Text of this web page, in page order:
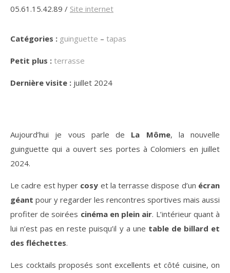
05.61.15.42.89 / Site internet
Catégories : guinguette – tapas
Petit plus : terrasse
Dernière visite : juillet 2024
Aujourd’hui je vous parle de La Môme, la nouvelle
guinguette qui a ouvert ses portes à Colomiers en juillet
2024.
Le cadre est hyper cosy et la terrasse dispose d’un écran
géant pour y regarder les rencontres sportives mais aussi
profiter de soirées cinéma en plein air. L’intérieur quant à
lui n’est pas en reste puisqu’il y a une table de billard et
des fléchettes.
Les cocktails proposés sont excellents et côté cuisine, on